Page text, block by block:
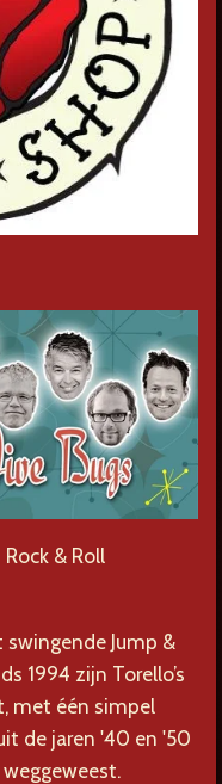
& Roll
Jump &
1994 zijn Torello’s
met één simpel
de jaren '40 en '50